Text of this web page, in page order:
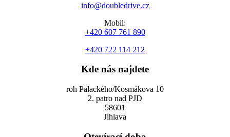
info@doubledrive.cz
Mobil:
+420 607 761 890
+420 722 114 212
Kde nás najdete
roh Palackého/Kosmákova 10
2. patro nad PJD
58601
Jihlava